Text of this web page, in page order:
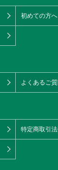
初めての方へ
よくあるご
特定商取引